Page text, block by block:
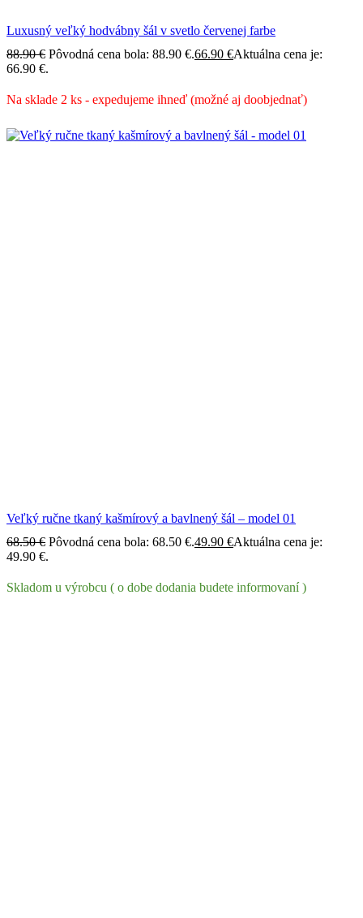
Luxusný veľký hodvábny šál v svetlo červenej farbe
88.90€ Pôvodná cena bola: 88.90 €.66.90 €Aktuálna cena je:
66.90 €.
Na sklade 2 ks - expedujeme ihneď (možné aj doobjednať)
Veľký ručne tkaný kašmírový a bavlnený šál – model 01
68.50€ Pôvodná cena bola: 68.50 €.49.90 €Aktuálna cena je:
49.90 €.
Skladom u výrobcu ( o dobe dodania budete informovaní )